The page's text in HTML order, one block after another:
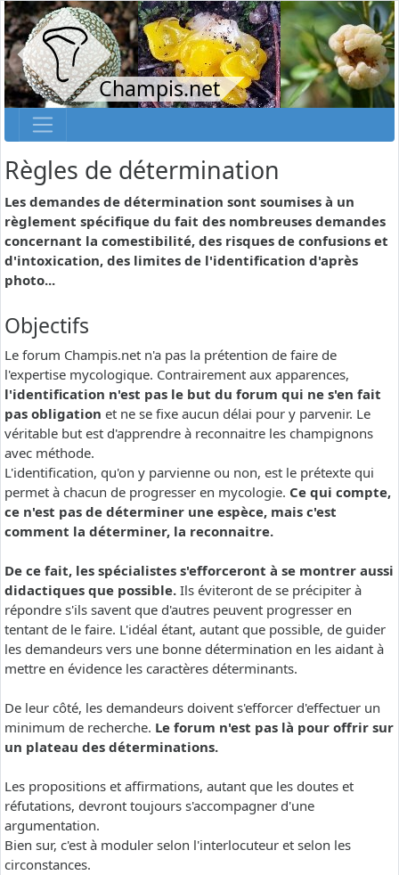
Champis.net
Règles de détermination
Les demandes de détermination sont soumises à un
règlement spécifique du fait des nombreuses demandes
concernant la comestibilité, des risques de confusions et
d'intoxication, des limites de l'identification d'après
photo...
Objectifs
Le forum Champis.net n'a pas la prétention de faire de
l'expertise mycologique. Contrairement aux apparences,
l'identification n'est pas le but du forum qui ne s'en fait
pas obligation et ne se fixe aucun délai pour y parvenir. Le
véritable but est d'apprendre à reconnaitre les champignons
avec méthode.
L'identification, qu'on y parvienne ou non, est le prétexte qui
permet à chacun de progresser en mycologie. Ce qui compte,
ce n'est pas de déterminer une espèce, mais c'est
comment la déterminer, la reconnaitre.
De ce fait, les spécialistes s'efforceront à se montrer aussi
didactiques que possible. Ils éviteront de se précipiter à
répondre s'ils savent que d'autres peuvent progresser en
tentant de le faire. L'idéal étant, autant que possible, de guider
les demandeurs vers une bonne détermination en les aidant à
mettre en évidence les caractères déterminants.
De leur côté, les demandeurs doivent s'efforcer d'effectuer un
minimum de recherche. Le forum n'est pas là pour offrir sur
un plateau des déterminations.
Les propositions et affirmations, autant que les doutes et
réfutations, devront toujours s'accompagner d'une
argumentation.
Bien sur, c'est à moduler selon l'interlocuteur et selon les
circonstances.